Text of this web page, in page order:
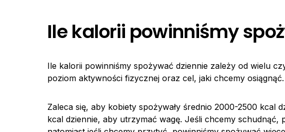
Ile kalorii powinniśmy
Ile kalorii powinniśmy spożywać dziennie zależy od wielu
poziom aktywności fizycznej oraz cel, jaki chcemy osiągnąć.
Zaleca się, aby kobiety spożywały średnio 2000-2500 kcal
kcal dziennie, aby utrzymać wagę. Jeśli chcemy schudnąć,